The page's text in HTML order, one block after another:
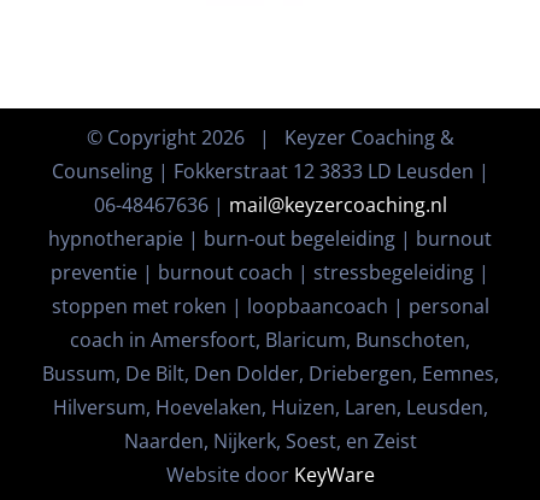
© Copyright2026 | Keyzer Coaching &
Counseling | Fokkerstraat 12 3833 LD Leusden |
06-48467636 | mail@keyzercoaching.nl
hypnotherapie | burn-out begeleiding | burnout
preventie | burnout coach | stressbegeleiding |
stoppen met roken | loopbaancoach | personal
coach in Amersfoort, Blaricum, Bunschoten,
Bussum, De Bilt, Den Dolder, Driebergen, Eemnes,
Hilversum, Hoevelaken, Huizen, Laren, Leusden,
Naarden, Nijkerk, Soest, en Zeist
Website door KeyWare